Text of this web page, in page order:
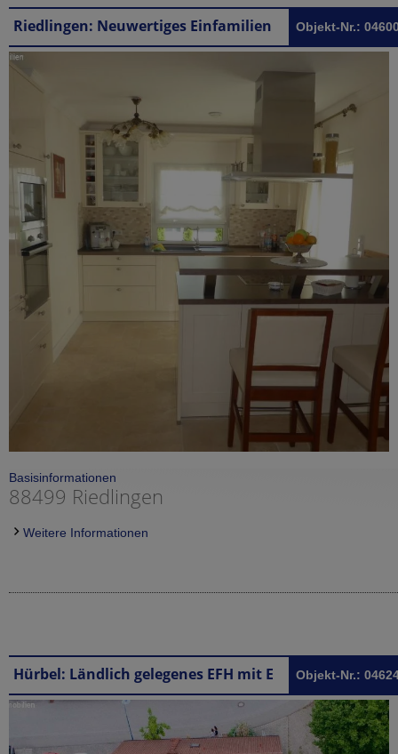
Objekt-Nr.:
Basisinformationen
88499 Riedlingen
Weitere Informationen
Objekt-Nr.: